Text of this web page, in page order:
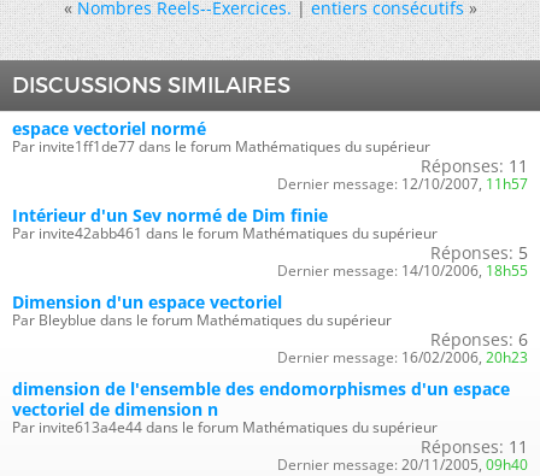
« Nombres Reels--Exercices.|entiers consécutifs »
DISCUSSIONS SIMILAIRES
espace vectoriel normé
Par invite1ff1de77 dans le forum Mathématiques du supérieur
Réponses: 11
Dernier message: 12/10/2007, 11h57
Intérieur d'un Sev normé de Dim finie
Par invite42abb461 dans le forum Mathématiques du supérieur
Réponses: 5
Dernier message: 14/10/2006, 18h55
Dimension d'un espace vectoriel
Par Bleyblue dans le forum Mathématiques du supérieur
Réponses: 6
Dernier message: 16/02/2006, 20h23
dimension de l'ensemble des endomorphismes d'un espace
vectoriel de dimension n
Par invite613a4e44 dans le forum Mathématiques du supérieur
Réponses: 11
Dernier message: 20/11/2005, 09h40